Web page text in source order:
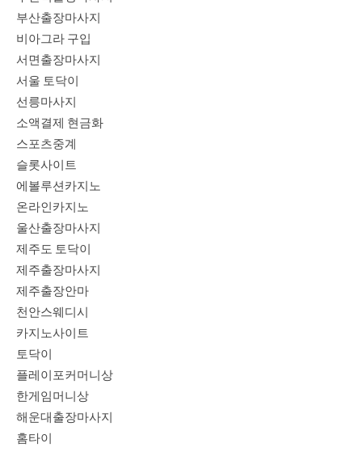
부산출장마사지
비아그라 구입
서면출장마사지
서울 토닥이
선릉마사지
소액결제 현금화
스포츠중계
슬롯사이트
에볼루션카지노
온라인카지노
울산출장마사지
제주도 토닥이
제주출장마사지
제주출장안마
천안스웨디시
카지노사이트
토닥이
플레이포커머니상
한게임머니상
해운대출장마사지
홈타이